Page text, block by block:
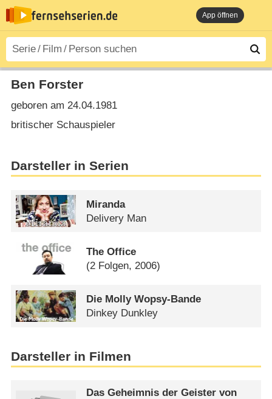
App öffnen
Ben Forster
geboren am 24.04.1981
britischer Schauspieler
Darsteller in Serien
Miranda
Delivery Man
The Office
(2 Folgen, 2006)
Die Molly Wopsy-Bande
Dinkey Dunkley
Darsteller in Filmen
Das Geheimnis der Geister von